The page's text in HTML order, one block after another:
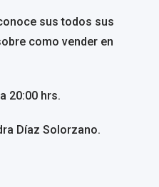
sus todos sus
como vender en
20:00 hrs.
Díaz Solorzano.